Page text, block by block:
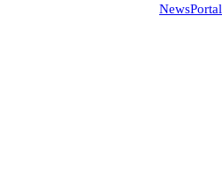
NewsPortal